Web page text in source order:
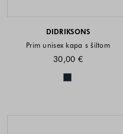
DIDRIKSONS
Prim unisex kapa s šiltom
30,00 €
Barve na voljo